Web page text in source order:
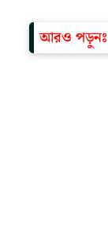
আরও পড়ুনঃ